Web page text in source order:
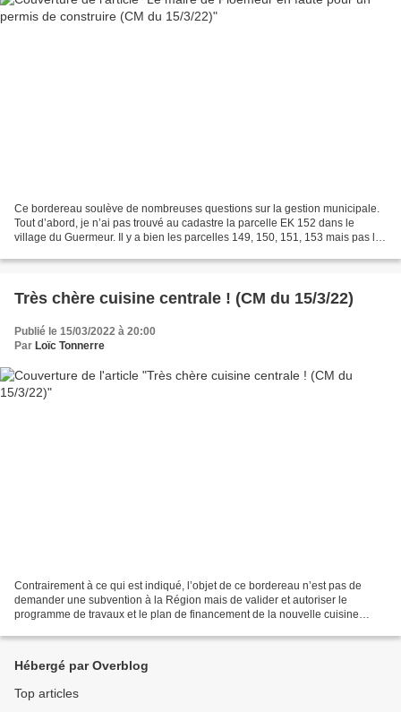
Ce bordereau soulève de nombreuses questions sur la gestion municipale.
Tout d’abord, je n’ai pas trouvé au cadastre la parcelle EK 152 dans le
village du Guermeur. Il y a bien les parcelles 149, 150, 151, 153 mais pas la
Très chère cuisine centrale ! (CM du 15/3/22)
Publié le 15/03/2022 à 20:00
Par Loïc Tonnerre
Contrairement à ce qui est indiqué, l’objet de ce bordereau n’est pas de
demander une subvention à la Région mais de valider et autoriser le
programme de travaux et le plan de financement de la nouvelle cuisine
Hébergé par Overblog
Top articles